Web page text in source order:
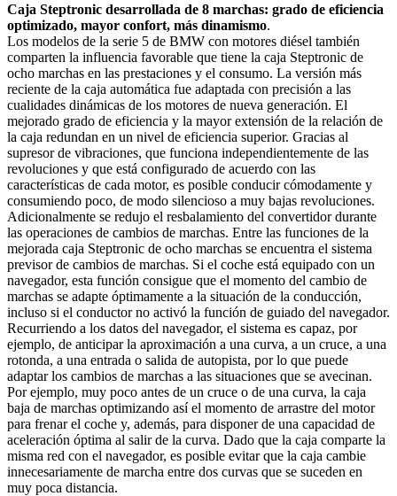
Caja Steptronic desarrollada de 8 marchas: grado de eficiencia
optimizado, mayor confort, más dinamismo.
Los modelos de la serie 5 de BMW con motores diésel también
comparten la influencia favorable que tiene la caja Steptronic de
ocho marchas en las prestaciones y el consumo. La versión más
reciente de la caja automática fue adaptada con precisión a las
cualidades dinámicas de los motores de nueva generación. El
mejorado grado de eficiencia y la mayor extensión de la relación de
la caja redundan en un nivel de eficiencia superior. Gracias al
supresor de vibraciones, que funciona independientemente de las
revoluciones y que está configurado de acuerdo con las
características de cada motor, es posible conducir cómodamente y
consumiendo poco, de modo silencioso a muy bajas revoluciones.
Adicionalmente se redujo el resbalamiento del convertidor durante
las operaciones de cambios de marchas. Entre las funciones de la
mejorada caja Steptronic de ocho marchas se encuentra el sistema
previsor de cambios de marchas. Si el coche está equipado con un
navegador, esta función consigue que el momento del cambio de
marchas se adapte óptimamente a la situación de la conducción,
incluso si el conductor no activó la función de guiado del navegador.
Recurriendo a los datos del navegador, el sistema es capaz, por
ejemplo, de anticipar la aproximación a una curva, a un cruce, a una
rotonda, a una entrada o salida de autopista, por lo que puede
adaptar los cambios de marchas a las situaciones que se avecinan.
Por ejemplo, muy poco antes de un cruce o de una curva, la caja
baja de marchas optimizando así el momento de arrastre del motor
para frenar el coche y, además, para disponer de una capacidad de
aceleración óptima al salir de la curva. Dado que la caja comparte la
misma red con el navegador, es posible evitar que la caja cambie
innecesariamente de marcha entre dos curvas que se suceden en
muy poca distancia.